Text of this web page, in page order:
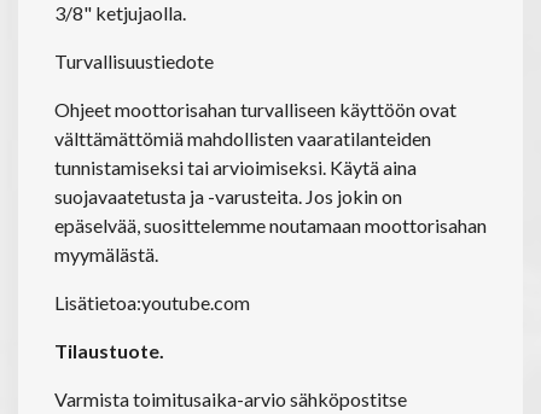
3/8" ketjujaolla.
Turvallisuustiedote
Ohjeet moottorisahan turvalliseen käyttöön ovat
välttämättömiä mahdollisten vaaratilanteiden
tunnistamiseksi tai arvioimiseksi. Käytä aina
suojavaatetusta ja -varusteita. Jos jokin on
epäselvää, suosittelemme noutamaan moottorisahan
myymälästä.
Lisätietoa:youtube.com
Tilaustuote.
Varmista toimitusaika-arvio sähköpostitse